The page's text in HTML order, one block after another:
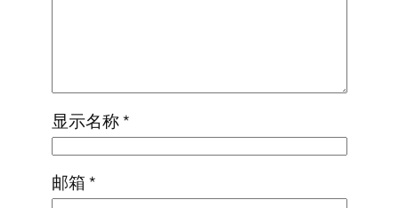
显示名称*
邮箱*